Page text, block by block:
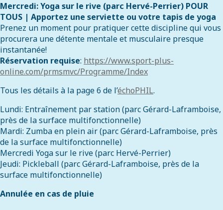
Mercredi: Yoga sur le rive (parc Hervé-Perrier) POUR
TOUS | Apportez une serviette ou votre tapis de yoga
Prenez un moment pour pratiquer cette discipline qui vous
procurera une détente mentale et musculaire presque
instantanée!
Réservation requise: https://www.sport-plus-
online.com/prmsmvc/Programme/Index
Tous les détails à la page 6 de l’échoPHIL.
Lundi: Entraînement par station (parc Gérard-Laframboise,
près de la surface multifonctionnelle)
Mardi: Zumba en plein air (parc Gérard-Laframboise, près
de la surface multifonctionnelle)
Mercredi Yoga sur le rive (parc Hervé-Perrier)
Jeudi: Pickleball (parc Gérard-Laframboise, près de la
surface multifonctionnelle)
Annulée en cas de pluie